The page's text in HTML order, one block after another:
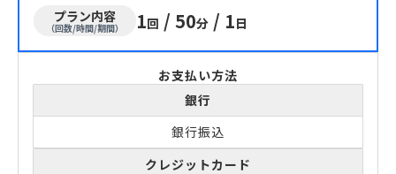
プラン内容
（回数/時間/期間） 1回 / 50分 / 1日
お支払い方法
銀行
銀行振込
クレジットカード